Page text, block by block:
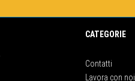
CATEGORIE
Contatti
Lavora con noi